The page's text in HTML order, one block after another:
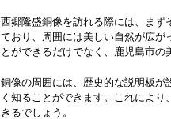
西郷隆盛銅像を訪れる際には、まず
ており、周囲には美しい自然が広が
とができるだけでなく、鹿児島市の
銅像の周囲には、歴史的な説明板が
く知ることができます。これによ
きるでしょう。